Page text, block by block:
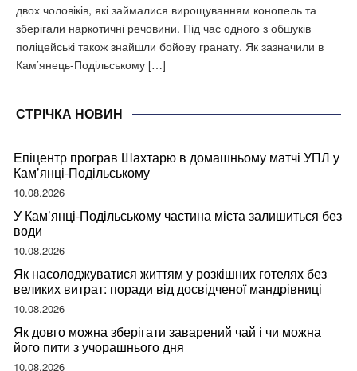
двох чоловіків, які займалися вирощуванням конопель та
зберігали наркотичні речовини. Під час одного з обшуків
поліцейські також знайшли бойову гранату. Як зазначили в
Кам’янець-Подільському […]
СТРІЧКА НОВИН
Епіцентр програв Шахтарю в домашньому матчі УПЛ у
Кам’янці-Подільському
10.08.2026
У Кам’янці-Подільському частина міста залишиться без
води
10.08.2026
Як насолоджуватися життям у розкішних готелях без
великих витрат: поради від досвідченої мандрівниці
10.08.2026
Як довго можна зберігати заварений чай і чи можна
його пити з учорашнього дня
10.08.2026